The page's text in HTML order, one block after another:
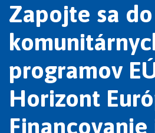
Zapojte sa do
programov
Horizont